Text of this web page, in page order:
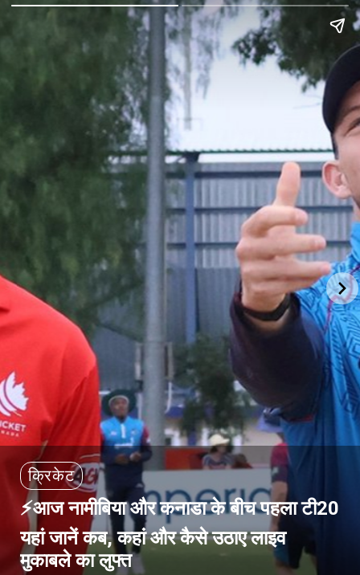
क्रिकेट
⚡आज नामीबिया और कनाडा के बीच पहला टी20
यहां जानें कब, कहां और कैसे उठाए लाइव
मुकाबले का लुफ्त